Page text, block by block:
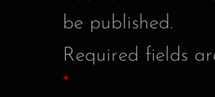
be published.
Required fields
*